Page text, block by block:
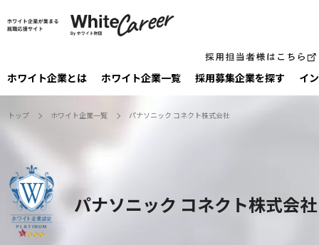
ホワイト企業とは ホワイト企業一覧 採⽤募集企業を探す イ
トップ ホワイト企業一覧 パナソニック コネクト株式会社
パナソニック コネクト株式会社